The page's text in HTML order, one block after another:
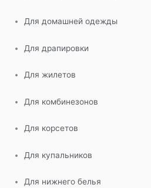
Для домашней одежды
Для драпировки
Для жилетов
Для комбинезонов
Для корсетов
Для купальников
Для нижнего белья